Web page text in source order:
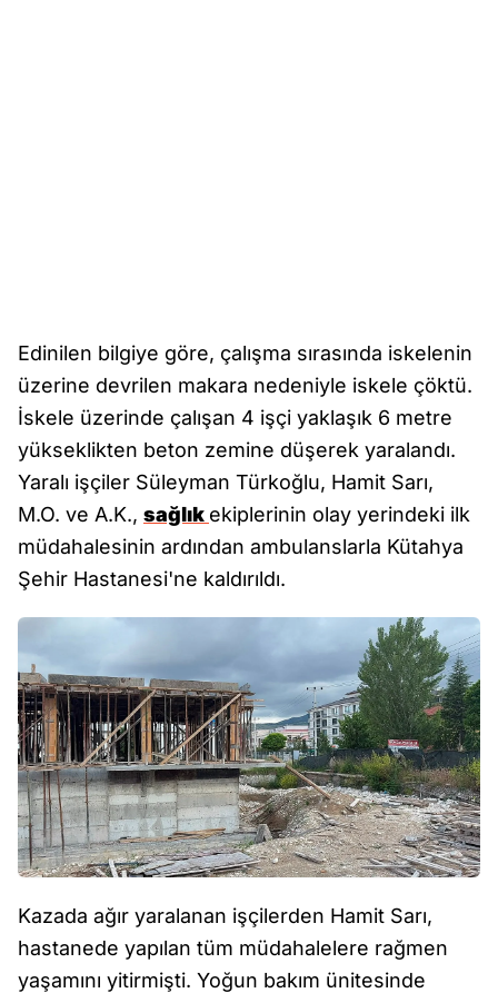
Edinilen bilgiye göre, çalışma sırasında iskelenin
üzerine devrilen makara nedeniyle iskele çöktü.
İskele üzerinde çalışan 4 işçi yaklaşık 6 metre
yükseklikten beton zemine düşerek yaralandı.
Yaralı işçiler Süleyman Türkoğlu, Hamit Sarı,
M.O. ve A.K., sağlık ekiplerinin olay yerindeki ilk
müdahalesinin ardından ambulanslarla Kütahya
Şehir Hastanesi'ne kaldırıldı.
Kazada ağır yaralanan işçilerden Hamit Sarı,
hastanede yapılan tüm müdahalelere rağmen
yaşamını yitirmişti. Yoğun bakım ünitesinde